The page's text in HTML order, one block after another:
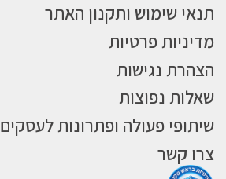
תנאי שימוש ותקנון האתר
מדיניות פרטיות
הצהרת נגישות
שאלות נפוצות
שיתופי פעולה ופתרונות לעסקים
צרו קשר